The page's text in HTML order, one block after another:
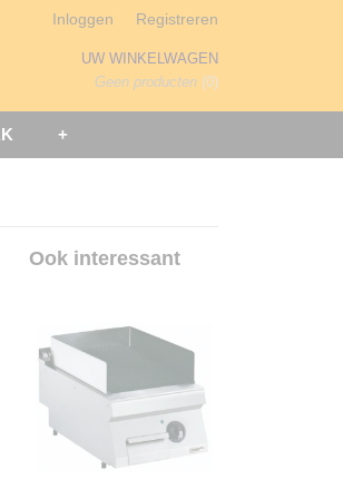
Inloggen Registreren
UW WINKELWAGEN
Geen producten (0)
+
Ook interessant